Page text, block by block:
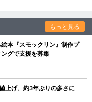
もっと見る
本『スモックリン』制作プ
グで支援を募集
上げ、約3年ぶりの多さに